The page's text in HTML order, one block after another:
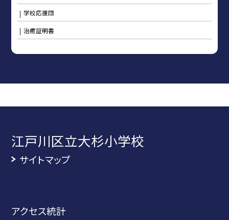
学校応援団
治癒証明書
江戸川区立大杉小学校
サイトマップ
アクセス統計